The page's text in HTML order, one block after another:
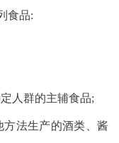
食品:
人群的主辅食品;
方法生产的酒类、酱